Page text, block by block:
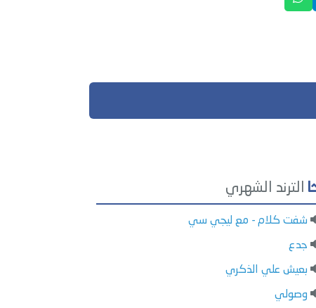
الترند الشهري
شفت كلام - مع ليجي سي
جدع
بعيش علي الذكري
وصولي